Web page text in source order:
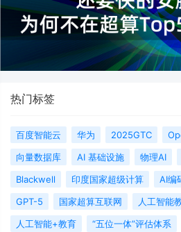
热门标签
百度智能云 华为 2025GTC
向量数据库
AI 基础设施 物理AI
Blackwell
印度国家超级计算 AI编
GPT-5
国家超算互联网 人工智能
人工智能+教育
“五位一体”评估体系